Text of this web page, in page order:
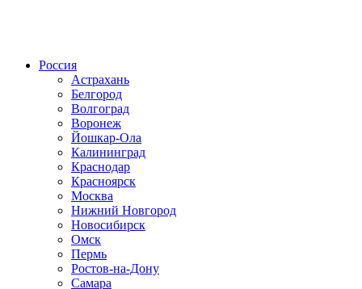
Россия
Астрахань
Белгород
Волгоград
Воронеж
Йошкар-Ола
Калининград
Краснодар
Красноярск
Москва
Нижний Новгород
Новосибирск
Омск
Пермь
Ростов-на-Дону
Самара